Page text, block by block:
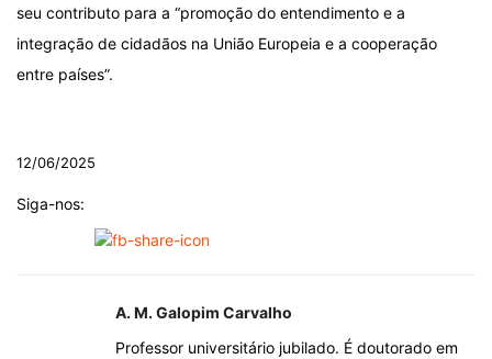
seu contributo para a “promoção do entendimento e a
integração de cidadãos na União Europeia e a cooperação
entre países”.
12/06/2025
Siga-nos:
A. M. Galopim Carvalho
Professor universitário jubilado. É doutorado em